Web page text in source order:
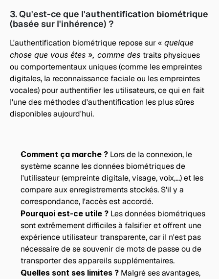
3. Qu'est-ce que l'authentification biométrique
(basée sur l'inhérence) ?
L'authentification biométrique repose sur « quelque
chose que vous êtes », comme des traits physiques
ou comportementaux uniques (comme les empreintes
digitales, la reconnaissance faciale ou les empreintes
vocales) pour authentifier les utilisateurs, ce qui en fait
l'une des méthodes d'authentification les plus sûres
disponibles aujourd'hui.
Comment ça marche ? Lors de la connexion, le
système scanne les données biométriques de
l'utilisateur (empreinte digitale, visage, voix,...) et les
compare aux enregistrements stockés. S'il y a
correspondance, l'accès est accordé.
Pourquoi est-ce utile ? Les données biométriques
sont extrêmement difficiles à falsifier et offrent une
expérience utilisateur transparente, car il n'est pas
nécessaire de se souvenir de mots de passe ou de
transporter des appareils supplémentaires.
Quelles sont ses limites ? Malgré ses avantages,